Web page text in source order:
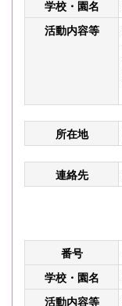
学校・園名
活動内容等
所在地
連絡先
番号
学校・園名
活動内容等